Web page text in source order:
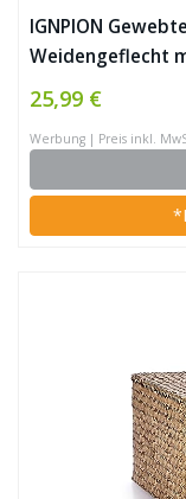
IGNPION
Weidengeflecht
Seegras-
25,99 €
Werbung | Preis inkl.